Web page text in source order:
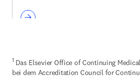
1 Das Elsevier Office of Continuing
bei dem Accreditation Council for